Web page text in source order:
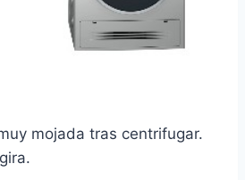
mojada tras centrifugar.